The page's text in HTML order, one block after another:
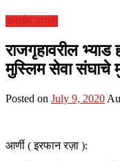
क्राईम डायरी
राजगृहावरील
मुस्लिम सेवा संघाचे
Posted on July 9, 2020
आर्णी ( इरफान रज़ा ):